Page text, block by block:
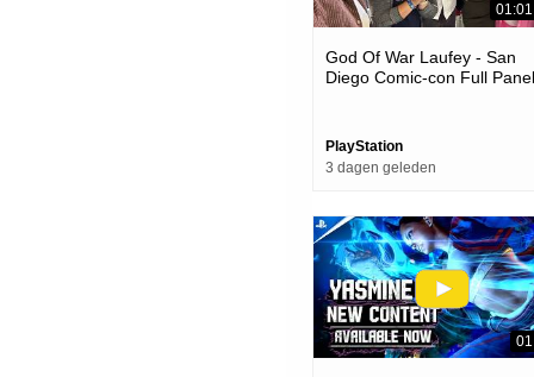
God Of War Laufey - San
Diego Comic-con Full
PlayStation
3 dagen geleden